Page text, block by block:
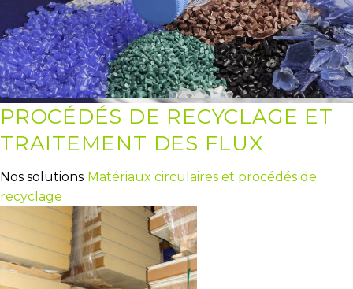
PROCÉDÉS DE RECYCLAGE ET
TRAITEMENT DES FLUX
Nos solutions Matériaux circulaires et procédés de
recyclage